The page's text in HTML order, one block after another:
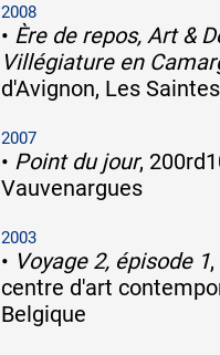
2008
• Ère de repos, Art &
Villégiature en
d'Avignon, Les
2007
• Point du jour,
Vauvenargues
2003
• Voyage 2, épisode 1
centre d'art
Belgique